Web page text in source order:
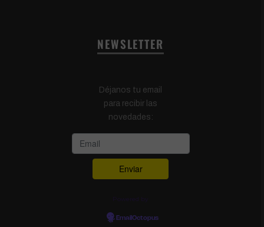
NEWSLETTER
Déjanos tu email
para recibir las
novedades:
EmailOctopus